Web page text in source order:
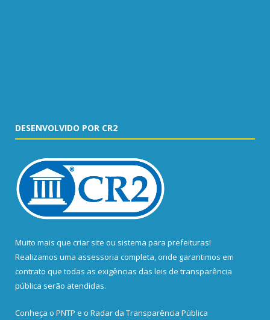
DESENVOLVIDO POR CR2
Muito mais que criar site ou sistema para prefeituras!
Realizamos uma assessoria completa, onde garantimos em
contrato que todas as exigências das leis de transparência
pública serão atendidas.
Conheça o PNTP e o Radar da Transparência Pública